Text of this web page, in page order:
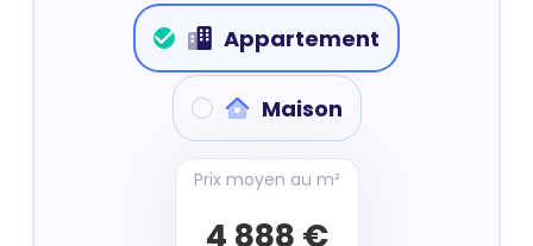
Appartement
Maison
Prix moyen au m²
4 888 €